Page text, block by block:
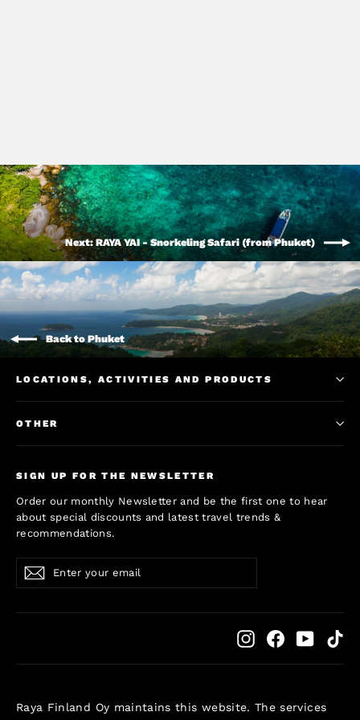
Next: RAYA YAI - Snorkeling Safari (from Phuket)
Back to Phuket
LOCATIONS, ACTIVITIES AND PRODUCTS
OTHER
SIGN UP FOR THE NEWSLETTER
Order our monthly Newsletter and be the first one to hear
about special discounts and latest travel trends &
recommendations.
your
email
Subscribe
InstagramFacebookYouTube
Raya Finland Oy maintains this website. The services